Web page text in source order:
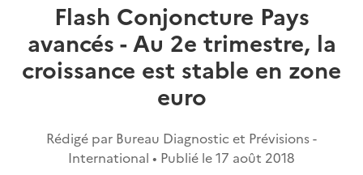
Flash Conjoncture Pays
avancés - Au 2e trimestre, la
croissance est stable en zone
euro
Rédigé par Bureau Diagnostic et Prévisions -
International • Publié le17 août 2018